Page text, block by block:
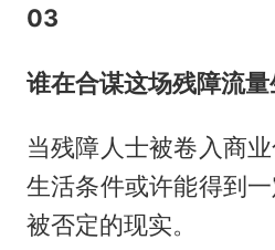
03
谁在合谋这场残障流量
当残障人士被卷入商
生活条件或许能得到
被否定的现实。